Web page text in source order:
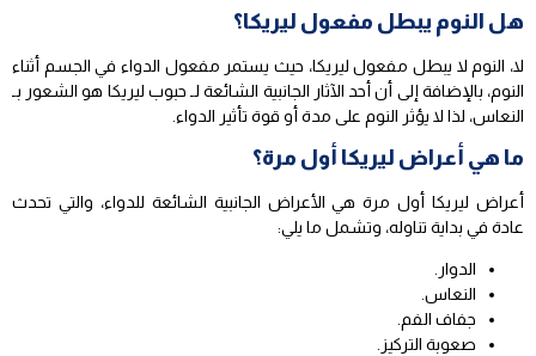
هل النوم يبطل مفعول ليريكا؟
لا، النوم لا يبطل مفعول ليريكا، حيث يستمر مفعول الدواء في الجسم أثناء
النوم، بالإضافة إلى أن أحد الآثار الجانبية الشائعة لـ حبوب ليريكا هو الشعور بـ
النعاس، لذا لا يؤثر النوم على مدة أو قوة تأثير الدواء.
ما هي أعراض ليريكا أول مرة؟
أعراض ليريكا أول مرة هي الأعراض الجانبية الشائعة للدواء، والتي تحدث
عادة في بداية تناوله، وتشمل ما يلي:
الدوار.
النعاس.
جفاف الفم.
صعوبة التركيز.